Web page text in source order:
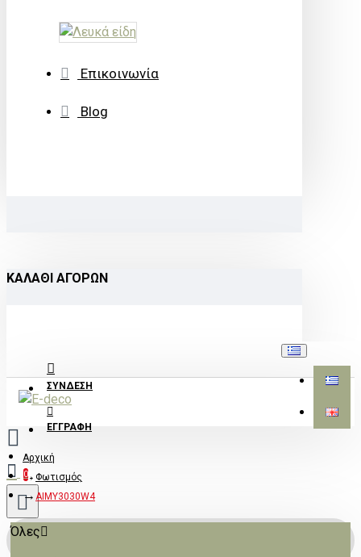
Επικοινωνία
Blog
ΚΑΛΆΘΙ ΑΓΟΡΏΝ
ΣΎΝΔΕΣΗ
ΕΓΓΡΑΦΉ
0
Όλες
Αρχική
Φωτισμός
AIMY3030W4